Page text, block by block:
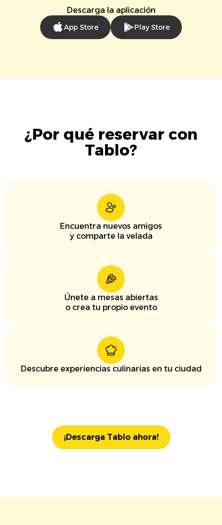
Descarga la aplicación
App Store Play Store
¿Por qué reservar con
Tablo?
Encuentra nuevos amigos
y comparte la velada
Únete a mesas abiertas
o crea tu propio evento
Descubre experiencias culinarias en tu ciudad
¡Descarga Tablo ahora!